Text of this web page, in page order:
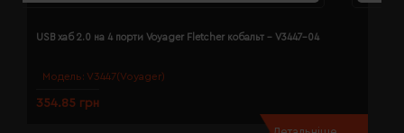
Модель: V3447(Voyager)
USB хаб 2.0 на 4 порти Voyager Fletcher кобальт - V3447-04
354.85 грн